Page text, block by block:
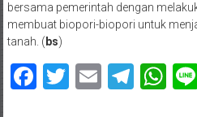
bersama pemerintah dengan
membuat biopori-biopori untuk
tanah. ( bs)
Facebook
Twitter
Email